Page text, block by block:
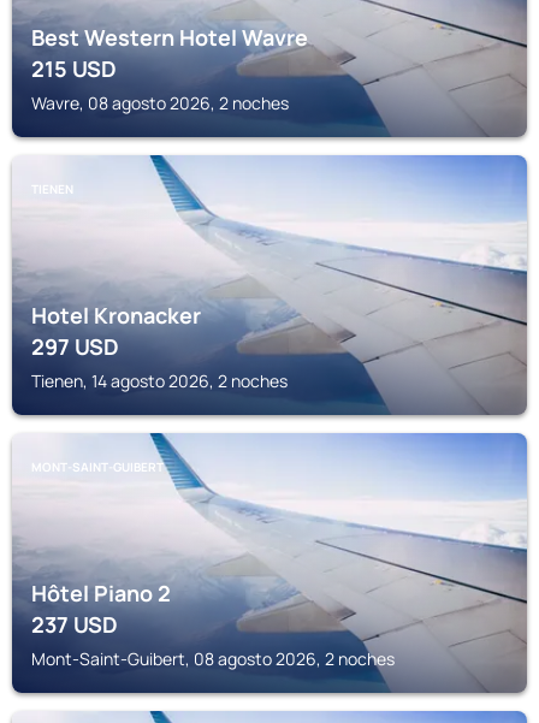
Best Western Hotel Wavre
215USD
Wavre, 08 agosto 2026, 2 noches
TIENEN
Hotel Kronacker
297USD
Tienen, 14 agosto 2026, 2 noches
MONT-SAINT-GUIBERT
Hôtel Piano 2
237USD
Mont-Saint-Guibert, 08 agosto 2026, 2 noches